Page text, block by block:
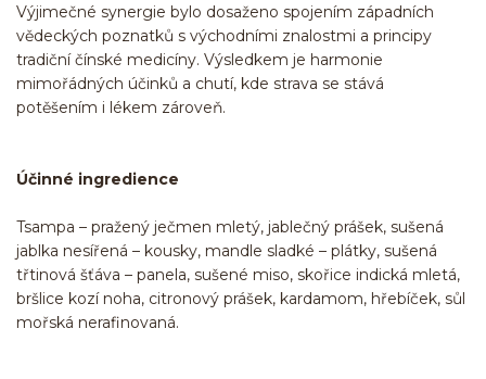
Výjimečné synergie bylo dosaženo spojením západních
vědeckých poznatků s východními znalostmi a principy
tradiční čínské medicíny. Výsledkem je harmonie
mimořádných účinků a chutí, kde strava se stává
potěšením i lékem zároveň.
Účinné ingredience
Tsampa – pražený ječmen mletý, jablečný prášek, sušená
jablka nesířená – kousky, mandle sladké – plátky, sušená
třtinová šťáva – panela, sušené miso, skořice indická mletá,
bršlice kozí noha, citronový prášek, kardamom, hřebíček, sůl
mořská nerafinovaná.